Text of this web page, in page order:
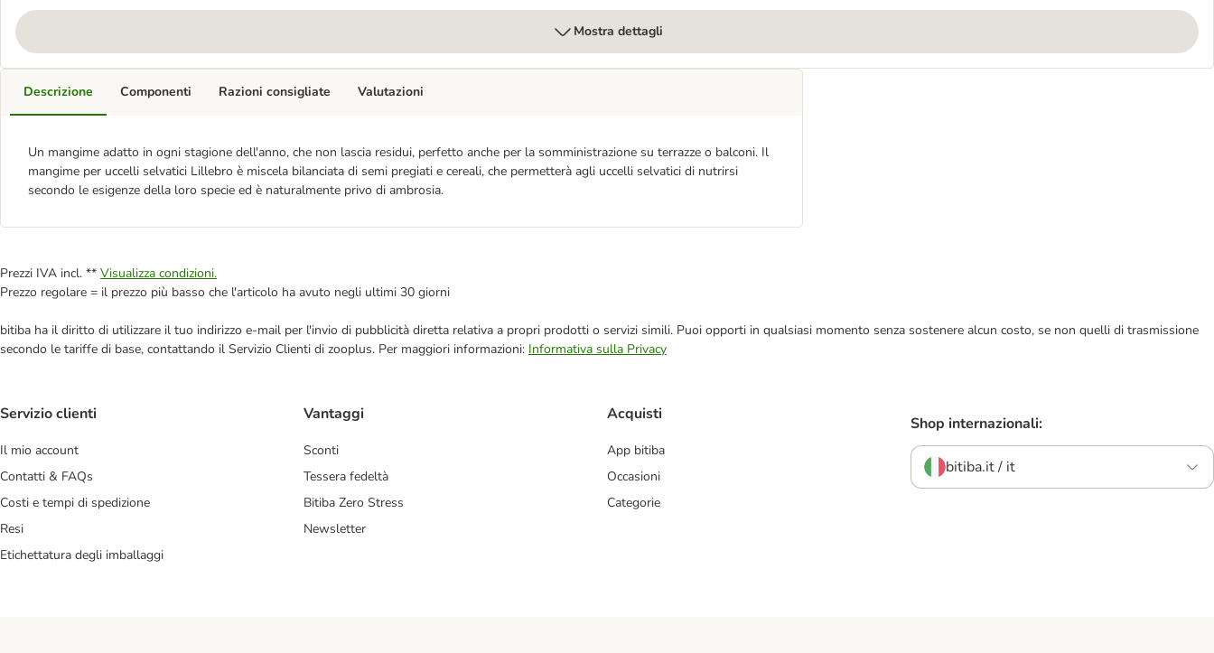
Mostra dettagli
Descrizione
Un mangime adatto in ogni stagione dell'anno, che non lascia residui, perfetto anche per la somministrazione su terrazze o balconi. Il
mangime per uccelli selvatici Lillebro è miscela bilanciata di semi pregiati e cereali, che permetterà agli uccelli selvatici di nutrirsi
secondo le esigenze della loro specie ed è naturalmente privo di ambrosia.
Componenti Razioni consigliate Valutazioni
Prezzi IVA incl. ** Visualizza condizioni.
Prezzo regolare = il prezzo più basso che l'articolo ha avuto negli ultimi 30 giorni
bitiba ha il diritto di utilizzare il tuo indirizzo e-mail per l'invio di pubblicità diretta relativa a propri prodotti o servizi simili. Puoi opporti in qualsiasi momento senza sostenere alcun costo, se non quelli di trasmissione
secondo le tariffe di base, contattando il Servizio Clienti di zooplus. Per maggiori informazioni: Informativa sulla Privacy
Servizio clienti
Il mio account
Contatti & FAQs
Costi e tempi di spedizione
Resi
Etichettatura degli imballaggi
Vantaggi
Sconti
Tessera fedeltà
Bitiba Zero Stress
Newsletter
Acquisti
App bitiba
Occasioni
Categorie
Shop internazionali:
bitiba.it / it